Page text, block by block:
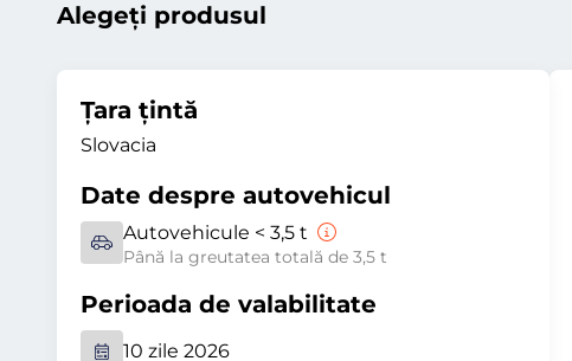
Alegeți produsul
Țara țintă
Slovacia
Date despre autovehicul
Autovehicule < 3,5 t
Până la greutatea totală de 3,5 t
Perioada de valabilitate
10 zile 2026